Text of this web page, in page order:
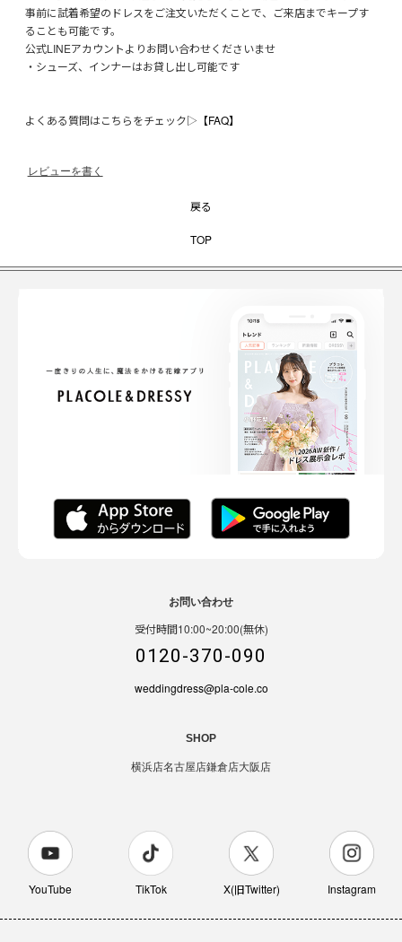
事前に試着希望のドレスをご注文いただくことで、ご来店までキープす
ることも可能です。
公式LINEアカウントよりお問い合わせくださいませ
・シューズ、インナーはお貸し出し可能です
よくある質問はこちらをチェック▷ 【FAQ】
レビューを書く
戻る
TOP
お問い合わせ
受付時間10:00~20:00(無休)
0120-370-090
weddingdress@pla-cole.co
SHOP
横浜店名古屋店鎌倉店大阪店
YouTube TikTok X(旧Twitter) Instagram